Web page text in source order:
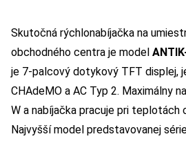
Skutočná rýchlonabíjačka na
obchodného centra je model
je 7-palcový dotykový TFT displej,
CHAdeMO a AC Typ 2. Maximálny
W a nabíjačka pracuje pri teplotách
Najvyšší model predstavovanej